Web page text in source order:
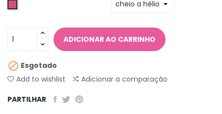
Rose
ADICIONAR AO CARRINHO
 Esgotado
Add to wishlist
Adicionar a comparação
PARTILHAR